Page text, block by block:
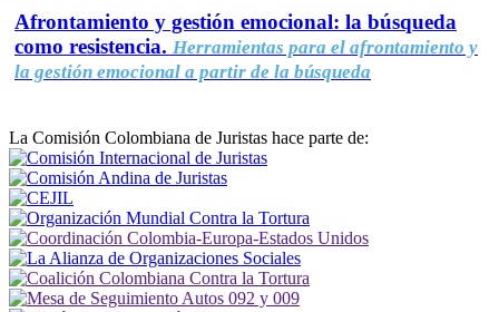
Afrontamiento y gestión emocional: la búsqueda
como resistencia. Herramientas para el afrontamiento y
la gestión emocional a partir de la búsqueda
La Comisión Colombiana de Juristas hace parte de: